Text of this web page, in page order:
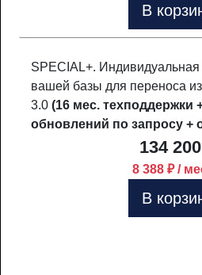
В
SPECIAL+. Индивидуальная
вашей базы для переноса
3.0 (16 мес. техподдержки
обновлений по запросу +
134
8 388 ₽ /
В